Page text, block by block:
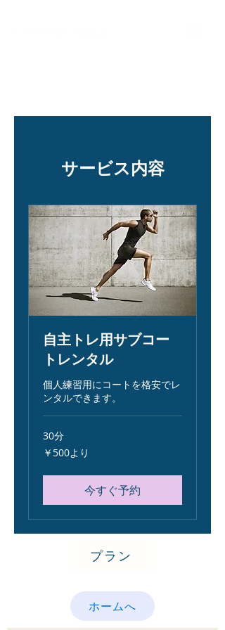
サービス内容
自主トレ用サブコー
トレンタル
個人練習用にコートを格安でレ
ンタルできます。
30分
500
円
り
￥500より
今すぐ予約
プラン
ホームへ